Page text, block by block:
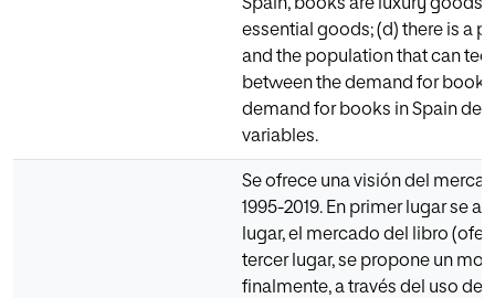
Spain, books are luxury
essential goods; (d) there is a
and the population that can
between the demand for
demand for books in Spain
variables.
Se ofrece una visión del
1995-2019. En primer lugar se
lugar, el mercado del libro
tercer lugar, se propone un
finalmente, a través del uso de